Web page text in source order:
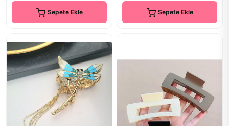
Sepete Ekle Sepete Ekle